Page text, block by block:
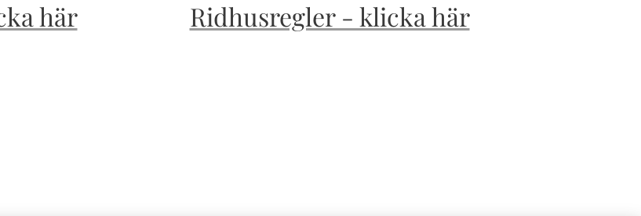
här Ridhusregler - klicka här